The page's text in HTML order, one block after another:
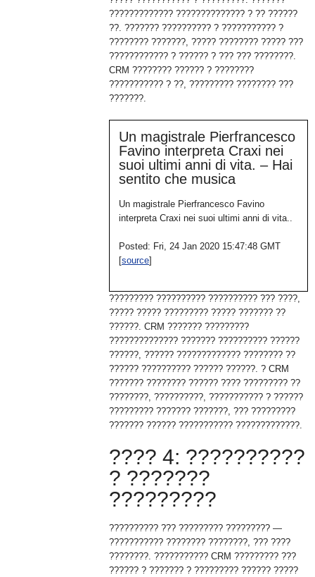
????????????? ?????????????? ? ?? ??????
??. ??????? ?????????? ? ??????????? ?
???????? ???????, ????? ???????? ????? ???
???????????? ? ?????? ? ??? ??? ????????.
CRM ???????? ?????? ? ????????
??????????? ? ??, ????????? ???????? ???
???????.
Un magistrale Pierfrancesco
Favino interpreta Craxi nei
suoi ultimi anni di vita. – Hai
sentito che musica
Un magistrale Pierfrancesco Favino
interpreta Craxi nei suoi ultimi anni di vita..
Posted: Fri, 24 Jan 2020 15:47:48 GMT
[source]
????????? ?????????? ?????????? ??? ????,
????? ????? ????????? ????? ??????? ??
??????. CRM ??????? ?????????
?????????????? ??????? ?????????? ??????
??????, ?????? ????????????? ???????? ??
?????? ?????????? ?????? ??????. ? CRM
??????? ???????? ?????? ???? ????????? ??
????????, ??????????, ??????????? ? ??????
????????? ??????? ???????, ??? ?????????
??????? ?????? ??????????? ?????????????.
???? 4: ??????????
? ???????
?????????
?????????? ??? ????????? ????????? —
??????????? ???????? ????????, ??? ????
????????. ??????????? CRM ????????? ???
?????? ? ??????? ? ????????? ?????? ?????